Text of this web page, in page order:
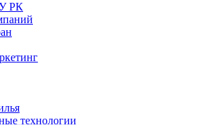
РК
технологии